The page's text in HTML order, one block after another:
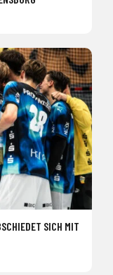
SICH MIT